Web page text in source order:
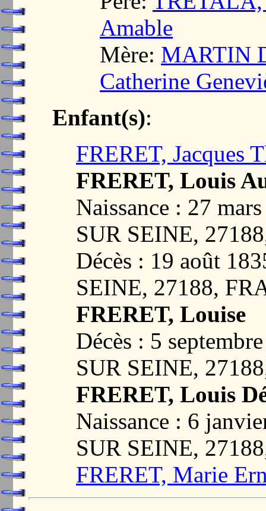
Amable
Mère: MARTIN
Catherine
Enfant(s):
FRERET, Jacques
FRERET, Louis
Naissance : 27
SUR SEINE,
Décès : 19 août
SEINE, 27188,
FRERET, Louise
Décès : 5
SUR SEINE,
FRERET, Louis
Naissance : 6
SUR SEINE,
FRERET, Marie